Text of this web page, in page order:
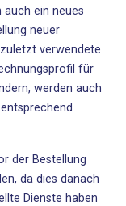
auch ein neues
neuer
verwendete
für
werden auch
der Bestellung
da dies danach
Dienste haben